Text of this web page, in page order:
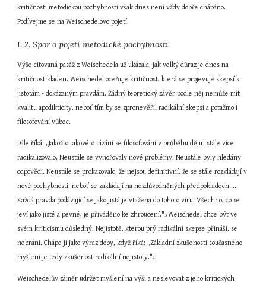
kritičnosti metodickou pochybností však dnes není vždy dobře chápáno.
Podívejme se na Weischedelovo pojetí.
I. 2. Spor o pojetí metodické pochybnosti
Výše citovaná pasáž z Weischedela už ukázala, jak velký důraz je dnes na
kritičnost kladen. Weischedel oceňuje kritičnost, která se projevuje skepsí k
jistotám - dokázaným pravdám. Žádný teoretický závěr podle něj nemůže mít
kvalitu apodikticity, neboť tím by se zpronevěřil radikální skepsi a potažmo i
filosofování vůbec.
Dále říká: „Jakožto takovéto tázání se filosofování v průběhu dějin stále více
radikalizovalo. Neustále se vynořovaly nové problémy. Neustále byly hledány
odpovědi. Neustále se prokazovalo, že nejsou definitivní, že se stále rozkládají v
nové pochybnosti, neboť se zakládají na nezdůvodněných předpokladech. ...
Každá pravda podávající se jako jistá je vtažena do tohoto víru. Všechno, co se
jeví jako jisté a pevné, je přiváděno ke zhroucení."3 Weischedel chce být ve
svém kriticismu důsledný. Nejistotě, kterou prý radikální skepse přináší, se
nebrání. Chápe jí jako výraz doby, když říká: „Základní zkušeností současného
myšlení je tedy zkušenost radikální nejistoty."4
Weischedelův záměr udržet myšlení na výši a neslevovat z jeho kritických